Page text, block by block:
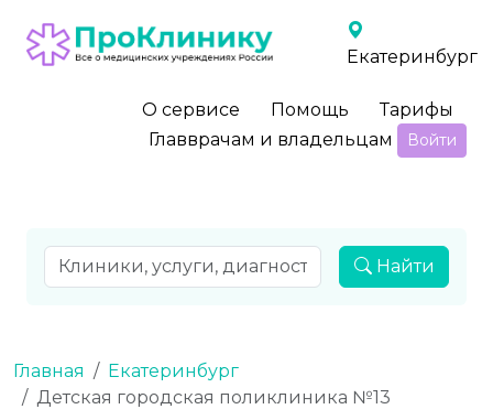
Екатеринбург
О сервисе Помощь
Тарифы
Главврачам и владельцам
Войти
Найти
Главная
Екатеринбург
Детская городская поликлиника №13